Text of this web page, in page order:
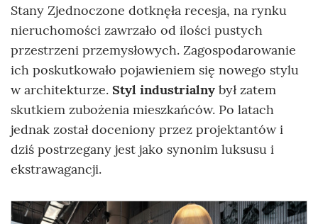
Stany Zjednoczone dotknęła recesja, na rynku
nieruchomości zawrzało od ilości pustych
przestrzeni przemysłowych. Zagospodarowanie
ich poskutkowało pojawieniem się nowego stylu
w architekturze. Styl industrialny był zatem
skutkiem zubożenia mieszkańców. Po latach
jednak został doceniony przez projektantów i
dziś postrzegany jest jako synonim luksusu i
ekstrawagancji.